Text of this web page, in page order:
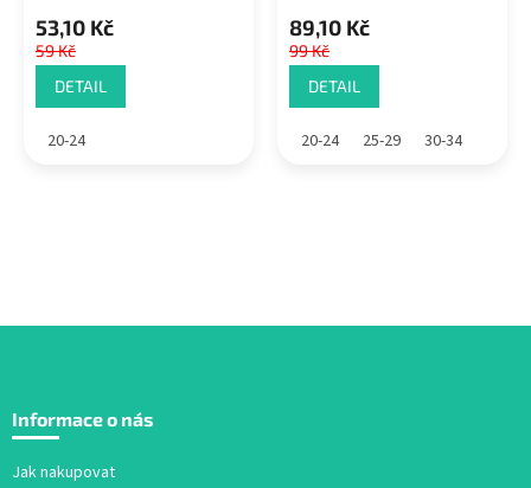
53,10 Kč
59 Kč
DETAIL
20-24
89,10 Kč
99 Kč
DETAIL
20-24 25-29 30-34
p
Informace o nás
Jak nakupovat